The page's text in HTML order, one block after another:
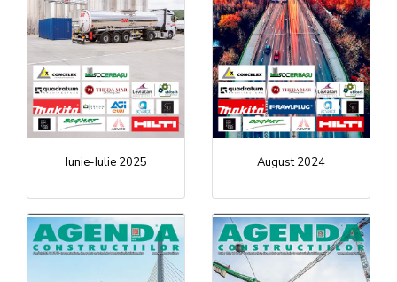
Iunie-Iulie 2025 August 2024